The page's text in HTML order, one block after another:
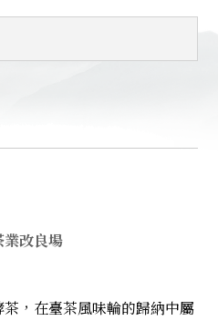
改良場
，在臺茶風味輪的歸納中屬